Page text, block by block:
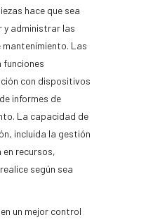
hace que sea
y administrar las
Las
funciones
con dispositivos
informes de
La capacidad de
incluida la gestión
recursos,
según sea
un mejor control